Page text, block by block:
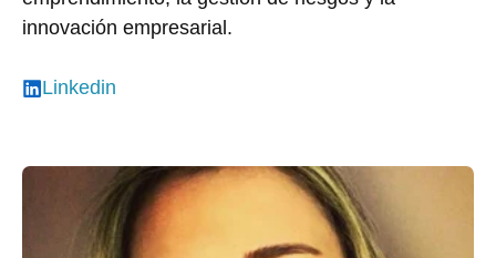
innovación empresarial.
Linkedin